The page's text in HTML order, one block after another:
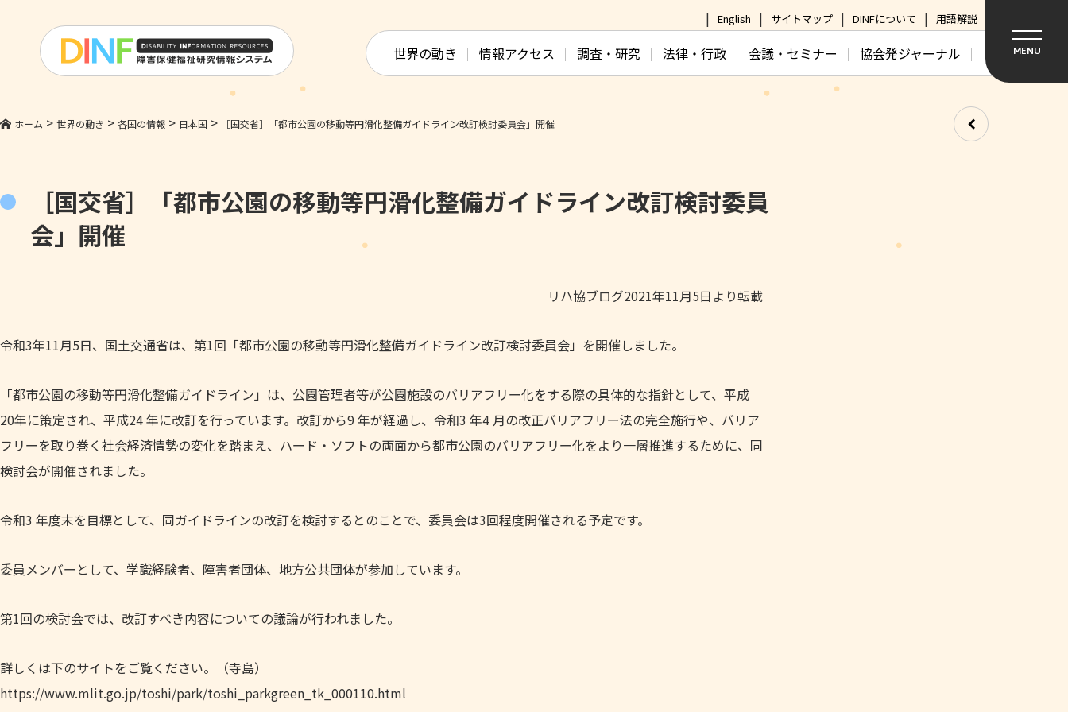
English サイトマップ DINFについて 用語解説
世界の動き 情報アクセス 調査・研究 法律・行政 会議・セミナー 協会発ジャーナル MENU
ホーム > 世界の動き > 各国の情報 > 日本国 > ［国交省］「都市公園の移動等円滑化整備ガイドライン改訂検討委員会」開催
［国交省］「都市公園の移動等円滑化整備ガイドライン改訂検討委員
会」開催
リハ協ブログ2021年11月5日より転載
令和3年11月5日、国土交通省は、第1回「都市公園の移動等円滑化整備ガイドライン改訂検討委員会」を開催しました。
「都市公園の移動等円滑化整備ガイドライン」は、公園管理者等が公園施設のバリアフリー化をする際の具体的な指針として、平成
20年に策定され、平成24 年に改訂を行っています。改訂から9 年が経過し、令和3 年4 月の改正バリアフリー法の完全施行や、バリア
フリーを取り巻く社会経済情勢の変化を踏まえ、ハード・ソフトの両面から都市公園のバリアフリー化をより一層推進するために、同
検討会が開催されました。
令和3 年度末を目標として、同ガイドラインの改訂を検討するとのことで、委員会は3回程度開催される予定です。
委員メンバーとして、学識経験者、障害者団体、地方公共団体が参加しています。
第1回の検討会では、改訂すべき内容についての議論が行われました。
詳しくは下のサイトをご覧ください。（寺島）
https://www.mlit.go.jp/toshi/park/toshi_parkgreen_tk_000110.html